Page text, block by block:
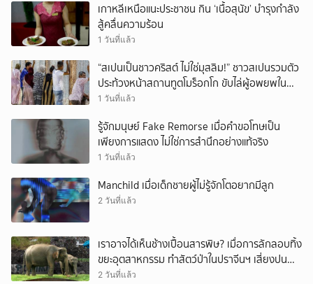
เกาหลีเหนือแนะประชาชน กิน ‘เนื้อสุนัข’ บำรุงกำลัง
สู้คลื่นความร้อน
1 วันที่แล้ว
“สเปนเป็นชาวคริสต์ ไม่ใช่มุสลิม!” ชาวสเปนรวมตัว
ประท้วงหน้าสถานทูตโมร็อกโก ขับไล่ผู้อพยพใน
เมืองเซวตาออกนอกประเทศ
1 วันที่แล้ว
รู้จักมนุษย์ Fake Remorse เมื่อคำขอโทษเป็น
เพียงการแสดง ไม่ใช่การสำนึกอย่างแท้จริง
1 วันที่แล้ว
Manchild เมื่อเด็กชายผู้ไม่รู้จักโตอยากมีลูก
2 วันที่แล้ว
เราอาจได้เห็นช้างเปื้อนสารพิษ? เมื่อการลักลอบทิ้ง
ขยะอุตสาหกรรม ทำสัตว์ป่าในปราจีนฯ เสี่ยงปน
เปื้อน
2 วันที่แล้ว